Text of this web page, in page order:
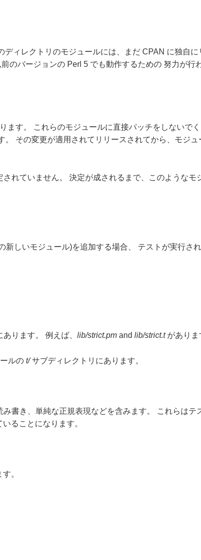
ィレクトリのモジュールには、まだ CPAN に独自に
のバージョンの Perl 5 でも動作するための 努力が行
す。 これらのモジュールに直接パッチをしないでく
その変更が適用されてリリースされてから、モジュ
れていません。 決定が成されるまで、このようなモ
しいモジュール)を追加する場合、 テストが実行さ
ります。 例えば、 lib/strict.pmand lib/strict.tがありま
ルの t/サブディレクトリにあります。
み書き、単純な正規表現などを含みます。 これらはテ
ることになります。
。